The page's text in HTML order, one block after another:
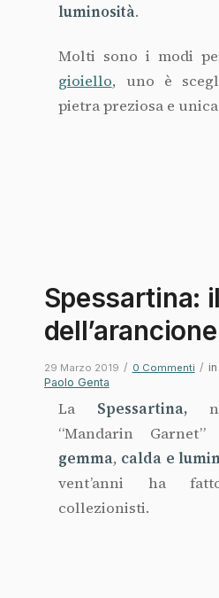
luminosità.
Molti sono i modi
gioiello, uno è
pietra preziosa e
Spessartina:
dell’arancione
29 Marzo 2019 / 0 Commenti / in
Paolo Genta
La Spessartina,
“Mandarin
gemma, calda e
vent’anni ha
collezionisti.